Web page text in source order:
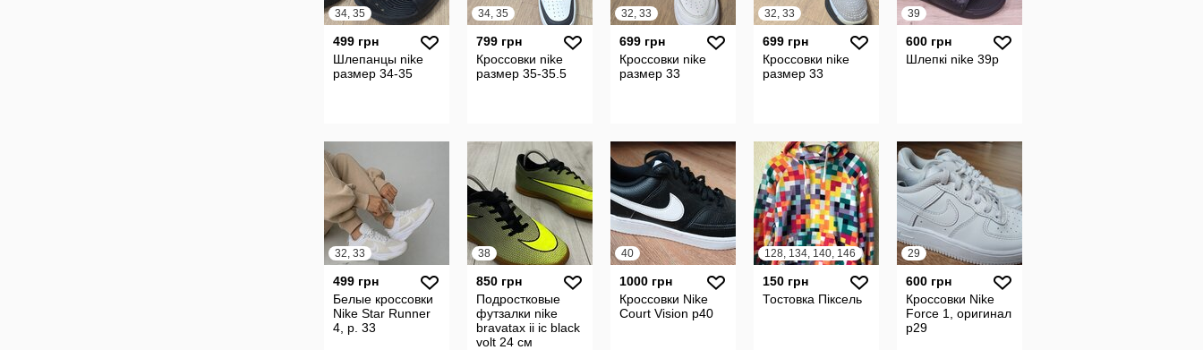
34, 35
499 грн
Шлепанцы nike
размер 34-35
34, 35
799 грн
Кроссовки nike
размер 35-35.5
32, 33
699 грн
Кроссовки nike
размер 33
32, 33
699 грн
Кроссовки nike
размер 33
39
600 грн
Шлепкі nike 39р
32, 33
499 грн
Белые кроссовки
Nike Star Runner
4, р. 33
38
850 грн
Подростковые
футзалки nike
bravatax ii ic black
volt 24 см
40
1000 грн
Кроссовки Nike
Court Vision р40
128, 134, 140, 146
150 грн
Тостовка Піксель
29
600 грн
Кроссовки Nike
Force 1, оригинал
р29